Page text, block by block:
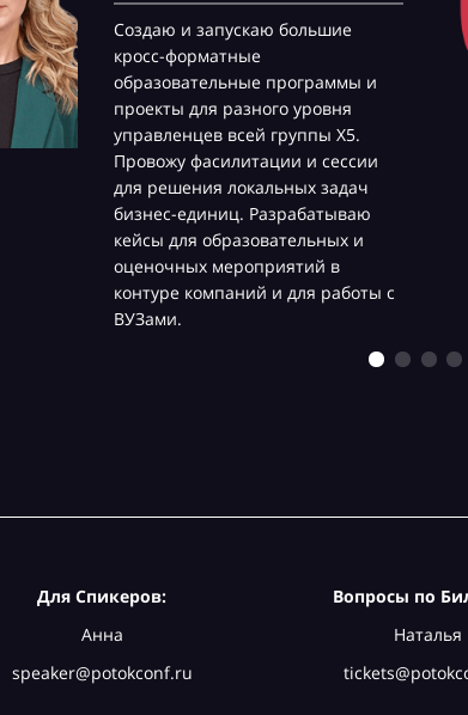
Создаю и запускаю большие
кросс-форматные
образовательные программы и
проекты для разного уровня
управленцев всей группы Х5.
Провожу фасилитации и сессии
для решения локальных задач
бизнес-единиц. Разрабатываю
кейсы для образовательных и
оценочных мероприятий в
контуре компаний и для работы с
ВУЗами.
Для Спикеров:
Анна
speaker@potokconf.ru
Вопросы по
Наталья